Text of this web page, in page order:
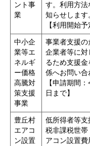
ント事
業
す。利用方法
知らせします
【利用開始
中小企
業等エ
ネルギ
ー価格
高騰対
策支援
事業
事業者支援
企業者等に対
るため支援
係へお問い合
【申請期間
日まで】
豊丘村
エアコ
ン設置
低所得者等支
税非課税世帯
アコン設置